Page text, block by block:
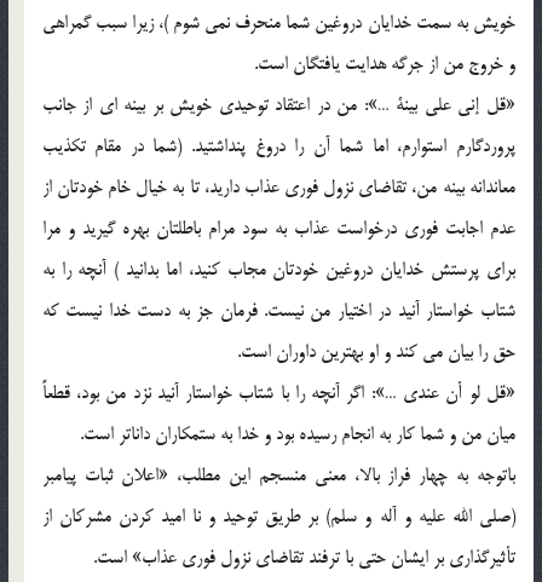
خويش به سمت خدايان دروغين شما منحرف نمي شوم )، زيرا سبب گمراهي
و خروج من از جرگه هدايت يافتگان است.
«قل إني علي بينة …»: من در اعتقاد توحيدي خويش بر بينه اي از جانب
پروردگارم استوارم، اما شما آن را دروغ پنداشتيد. (شما در مقام تکذيب
معاندانه بينه من، تقاضاي نزول فوري عذاب داريد، تا به خيال خام خودتان از
عدم اجابت فوري درخواست عذاب به سود مرام باطلتان بهره گيريد و مرا
براي پرستش خدايان دروغين خودتان مجاب کنيد، اما بدانيد ) آنچه را به
شتاب خواستار آنيد در اختيار من نيست. فرمان جز به دست خدا نيست که
حق را بيان مي کند و او بهترين داوران است.
«قل لو أن عندي …»: اگر آنچه را با شتاب خواستار آنيد نزد من بود، قطعاً
ميان من و شما کار به انجام رسيده بود و خدا به ستمکاران داناتر است.
باتوجه به چهار فراز بالا، معني منسجم اين مطلب، «اعلان ثبات پيامبر
(صلي الله عليه و آله و سلم) بر طريق توحيد و نا اميد کردن مشرکان از
تأثيرگذاري بر ايشان حتي با ترفند تقاضاي نزول فوري عذاب» است.